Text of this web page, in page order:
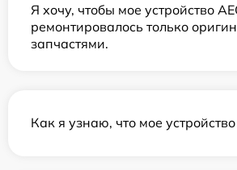
Я хочу, чтобы мое устройство
ремонтировалось только
запчастями.
Как я узнаю, что мое устройство